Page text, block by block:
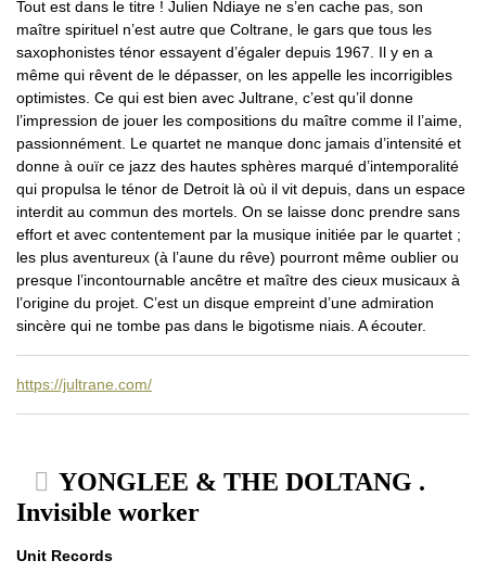
Tout est dans le titre ! Julien Ndiaye ne s’en cache pas, son
maître spirituel n’est autre que Coltrane, le gars que tous les
saxophonistes ténor essayent d’égaler depuis 1967. Il y en a
même qui rêvent de le dépasser, on les appelle les incorrigibles
optimistes. Ce qui est bien avec Jultrane, c’est qu’il donne
l’impression de jouer les compositions du maître comme il l’aime,
passionnément. Le quartet ne manque donc jamais d’intensité et
donne à ouïr ce jazz des hautes sphères marqué d’intemporalité
qui propulsa le ténor de Detroit là où il vit depuis, dans un espace
interdit au commun des mortels. On se laisse donc prendre sans
effort et avec contentement par la musique initiée par le quartet ;
les plus aventureux (à l’aune du rêve) pourront même oublier ou
presque l’incontournable ancêtre et maître des cieux musicaux à
l’origine du projet. C’est un disque empreint d’une admiration
sincère qui ne tombe pas dans le bigotisme niais. A écouter.
https://jultrane.com/
YONGLEE & THE DOLTANG .
Invisible worker
Unit Records